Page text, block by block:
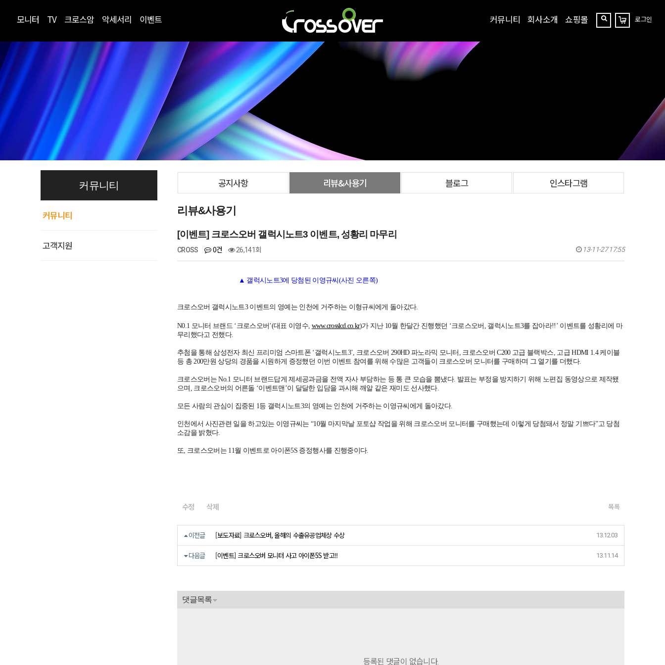
모니터 TV 크로스암 악세서리 이벤트 커뮤니티 회사소개 쇼핑몰
찾
장
바
로그인
커뮤니티
커뮤니티
고객지원
공지사항 리뷰&사용기 블로그 인스타그램
리뷰&사용기
[이벤트] 크로스오버 갤럭시노트3 이벤트, 성황리 마무리
CROSS 0건 26,141회 13-11-27 17:55
▲ 갤럭시노트3에 당첨된 이영규씨(사진 오른쪽)
크로스오버 갤럭시노트3 이벤트의 영예는 인천에 거주하는 이형규씨에게 돌아갔다.
N0.1 모니터 브랜드 ‘크로스오버’(대표 이영수, www.crosslcd.co.kr)가 지난 10월 한달간 진행했던 ‘크로스오버, 갤럭시노트3를 잡아라!!’ 이벤트를 성황리에 마
무리했다고 전했다.
추첨을 통해 삼성전자 최신 프리미엄 스마트폰 ‘갤럭시노트3’, 크로스오버 290HD 파노라믹 모니터, 크로스오버 C200 고급 블랙박스, 고급 HDMI 1.4 케이블
등 총 200만원 상당의 경품을 시원하게 증정했던 이번 이벤트 참여를 위해 수많은 고객들이 크로스오버 모니터를 구매하며 그 열기를 더했다.
크로스오버는 No.1 모니터 브랜드답게 제세공과금을 전액 자사 부담하는 등 통 큰 모습을 뽐냈다. 발표는 부정을 방지하기 위해 노편집 동영상으로 제작됐
으며, 크로스오버의 어른돌 ‘이벤트맨’이 달달한 입담을 과시해 깨알 같은 재미도 선사했다.
모든 사람의 관심이 집중된 1등 갤럭시노트3의 영예는 인천에 거주하는 이영규씨에게 돌아갔다.
인천에서 사진관련 일을 하고있는 이영규씨는 “10월 마지막날 포토샵 작업을 위해 크로스오버 모니터를 구매했는데 이렇게 당첨돼서 정말 기쁘다”고 당첨
소감을 밝혔다.
또, 크로스오버는 11월 이벤트로 아이폰5S 증정행사를 진행중이다.
수정 삭제 목록
이전글 [보도자료] 크로스오버, 올해의 수출유공업체상 수상 13.12.03
다음글 [이벤트] 크로스오버 모니터 사고 아이폰5S 받고!! 13.11.14
댓글목록
등록된 댓글이 없습니다.